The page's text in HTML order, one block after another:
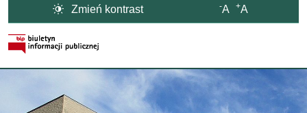
 Zmień kontrast -A +A
Strona BIP otwiera się w nowym oknie